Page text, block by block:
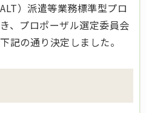
）派遣等業務標準型プロ
、プロポーザル選定委員会
記の通り決定しました。